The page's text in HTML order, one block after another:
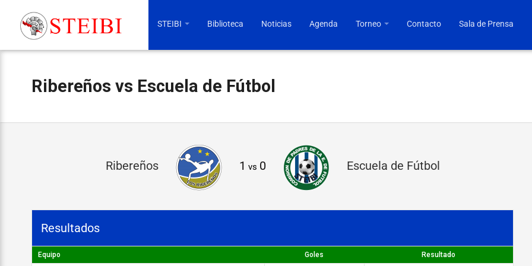
STEIBI Biblioteca Noticias Agenda Torneo Contacto Sala de Prensa
Ribereños vs Escuela de Fútbol
e
e
Ribereños 1 vs 0 Escuela de Fútbol
Resultados
Equipo Goles Resultado